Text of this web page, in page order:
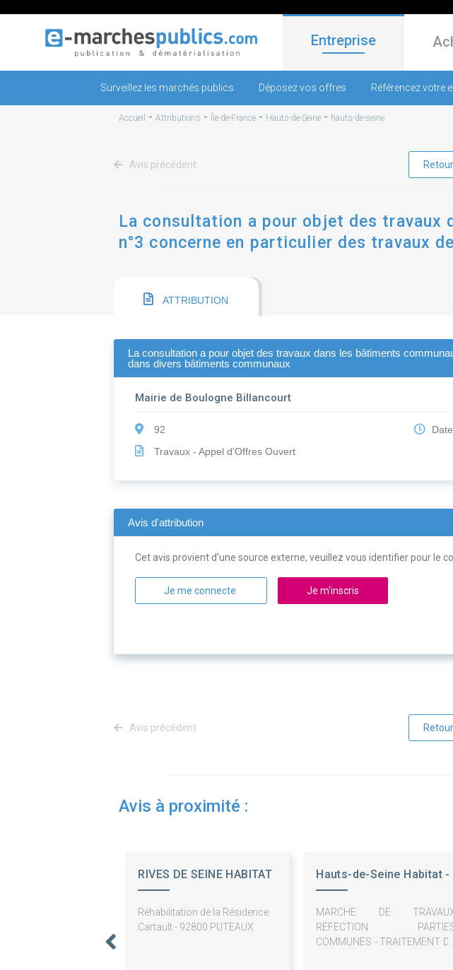
Entreprise
Surveillez les marchés publics Déposez vos offres Référencez votre
Accueil - Attributions - Île-de-France - Hauts-de-Seine - hauts-de-seine
Avis précédent
La consultation a pour objet des travaux
n°3 concerne en particulier des travaux
ATTRIBUTION
La consultation a pour objet des travaux dans les bâtiments
dans divers bâtiments communaux
Mairie de Boulogne Billancourt
92
Travaux - Appel d'Offres Ouvert
Avis d'attribution
Cet avis provient d'une source externe, veuillez vous identifier pour le
Je me connecte Je m'inscris
Avis précédent
Avis à proximité :
RIVES DE SEINE HABITAT
Réhabilitation de la Résidence
Cartault - 92800 PUTEAUX
Hauts-de-Seine Habitat -
MARCHE DE
REFECTION
COMMUNES - TRAITEMENT